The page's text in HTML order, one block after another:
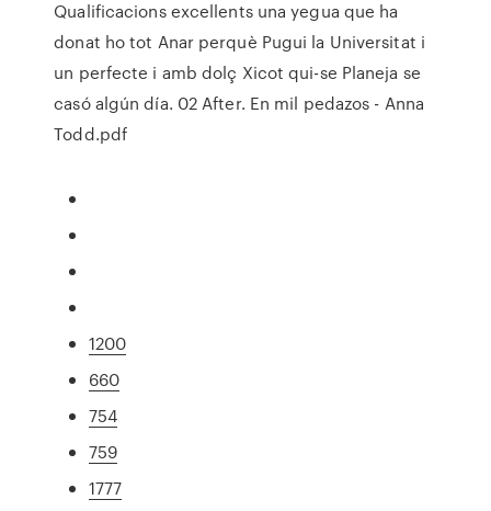
Qualificacions excellents una yegua que ha
donat ho tot Anar perquè Pugui la Universitat i
un perfecte i amb dolç Xicot qui-se Planeja se
casó algún día. 02 After. En mil pedazos - Anna
Todd.pdf
1200
660
754
759
1777